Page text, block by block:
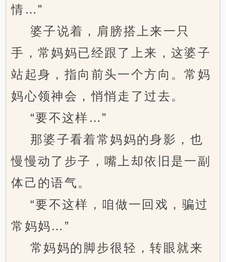
情…”
婆子说着，肩膀搭上来一只
手，常妈妈已经跟了上来，这婆子
站起身，指向前头一个方向。常妈
妈心领神会，悄悄走了过去。
“要不这样…”
那婆子看着常妈妈的身影，也
慢慢动了步子，嘴上却依旧是一副
体己的语气。
“要不这样，咱做一回戏，骗过
常妈妈…”
常妈妈的脚步很轻，转眼就来